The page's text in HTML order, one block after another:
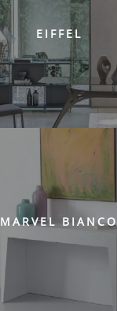
EIFFEL
MARVEL BIANCO